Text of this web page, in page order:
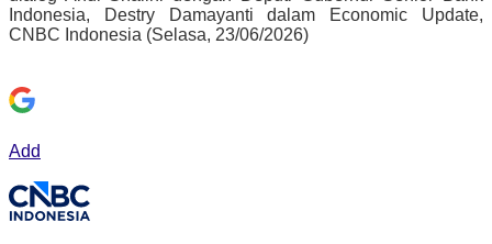
Indonesia, Destry Damayanti dalam Economic Update,
CNBC Indonesia (Selasa, 23/06/2026)
Add